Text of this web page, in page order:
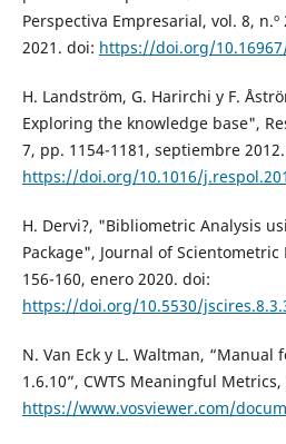
Perspectiva Empresarial, vol. 8,
2021. doi: https://doi.org/
H. Landström, G. Harirchi y F.
Exploring the knowledge base",
7, pp. 1154-1181, septiembre
https://doi.org/10.1016/
H. Dervi?, "Bibliometric Analysis
Package", Journal of Scientometric
156-160, enero 2020. doi:
https://doi.org/10.5530/
N. Van Eck y L. Waltman, “Manual
1.6.10”, CWTS Meaningful
https://www.vosviewer.com/